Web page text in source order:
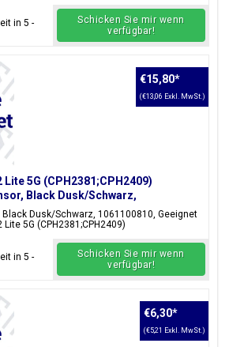
in 5 -
Schicken Sie mir wenn
verfügbar!
Lite 5G (CPH2381;CPH2409)
Black Dusk/Schwarz,
Black Dusk/Schwarz, 1061100810, Geeignet
5G (CPH2381;CPH2409)
€15,80*
(€13,06 Exkl. MwSt.)
in 5 -
Schicken Sie mir wenn
verfügbar!
€6,30*
(€5,21 Exkl. MwSt.)